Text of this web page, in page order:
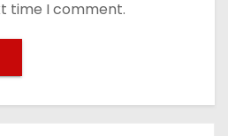
time I comment.